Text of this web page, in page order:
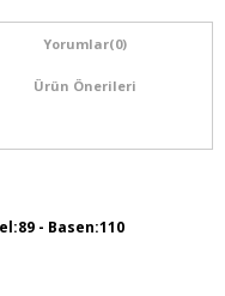
Yorumlar(0)
Ürün Önerileri
- Basen:110